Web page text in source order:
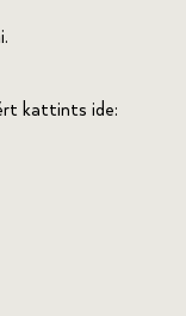
kattints ide: